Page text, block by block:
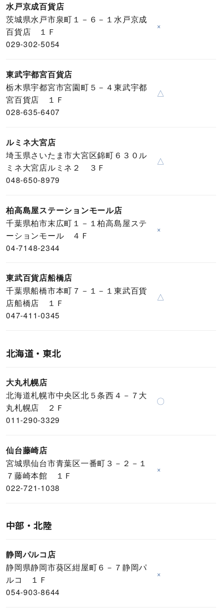
水戸京成百貨店
茨城県水戸市泉町１－６－１水戸京成
百貨店 １Ｆ
029-302-5054
×
東武宇都宮百貨店
栃木県宇都宮市宮園町５－４東武宇都
宮百貨店 １Ｆ
028-635-6407
△
ルミネ大宮店
埼玉県さいたま市大宮区錦町６３０ル
ミネ大宮店ルミネ２ ３Ｆ
048-650-8979
△
柏高島屋ステーションモール店
千葉県柏市末広町１－１柏高島屋ステ
ーションモール ４Ｆ
04-7148-2344
×
東武百貨店船橋店
千葉県船橋市本町７－１－１東武百貨
店船橋店 １Ｆ
047-411-0345
△
北海道・東北
大丸札幌店
北海道札幌市中央区北５条西４－７大
丸札幌店 ２Ｆ
011-290-3329
〇
仙台藤崎店
宮城県仙台市青葉区一番町３－２－１
７藤崎本館 １Ｆ
022-721-1038
×
中部・北陸
静岡パルコ店
静岡県静岡市葵区紺屋町６－７静岡パ
ルコ １Ｆ
054-903-8644
×